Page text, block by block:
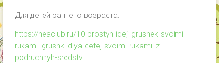
Для детей раннего возраста:
https://heaclub.ru/10-prostyh-idej-igrushek-svoimi-
rukami-igrushki-dlya-detej-svoimi-rukami-iz-
podruchnyh-sredstv